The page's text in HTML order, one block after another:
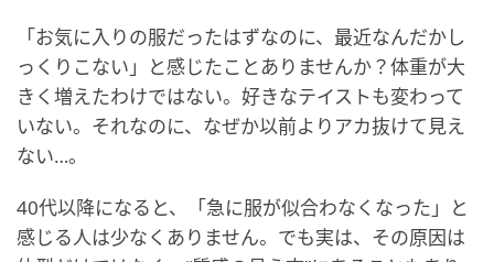
「お気に入りの服だったはずなのに、最近なんだかし
っくりこない」と感じたことありませんか？体重が大
きく増えたわけではない。好きなテイストも変わって
いない。それなのに、なぜか以前よりアカ抜けて見え
ない…。
40代以降になると、「急に服が似合わなくなった」と
感じる人は少なくありません。でも実は、その原因は